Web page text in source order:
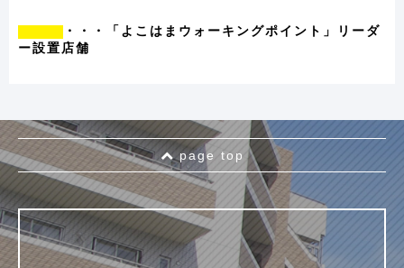
・・・「よこはまウォーキングポイント」リーダ
ー設置店舗
page top